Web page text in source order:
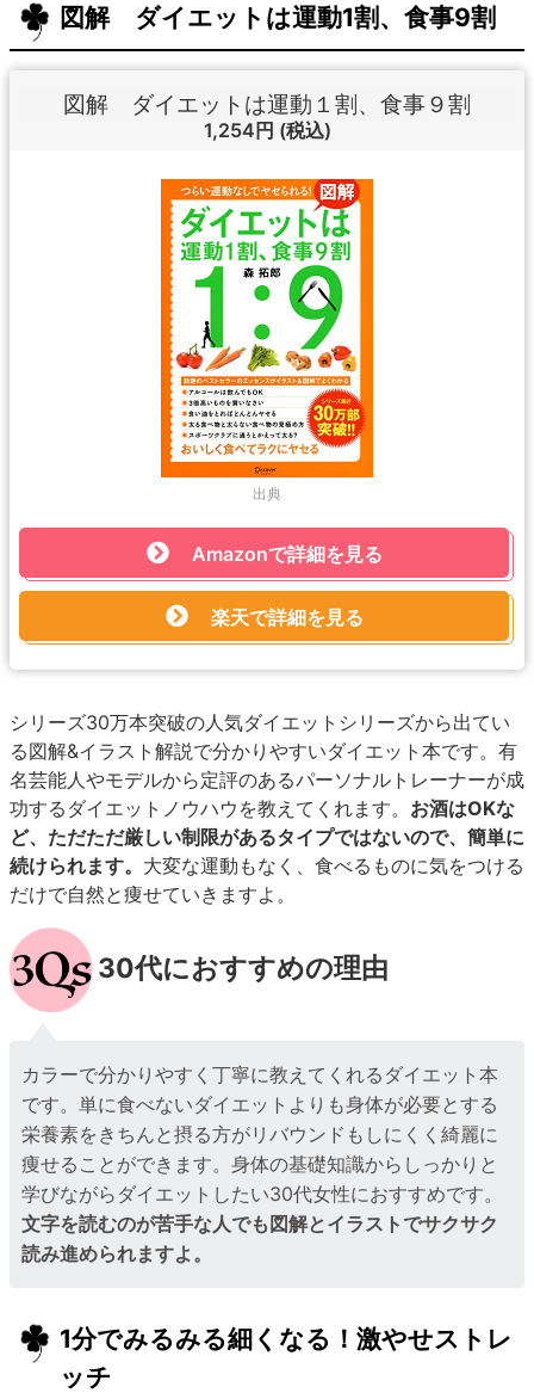
図解 ダイエットは運動1割、食事9割
図解 ダイエットは運動１割、食事９割
1,254円 (税込)
出典
Amazonで詳細を見る
楽天で詳細を見る
シリーズ30万本突破の人気ダイエットシリーズから出てい
る図解&イラスト解説で分かりやすいダイエット本です。有
名芸能人やモデルから定評のあるパーソナルトレーナーが成
功するダイエットノウハウを教えてくれます。 お酒はOKな
ど、ただただ厳しい制限があるタイプではないので、簡単に
続けられます。 大変な運動もなく、食べるものに気をつける
だけで自然と痩せていきますよ。
30代におすすめの理由
カラーで分かりやすく丁寧に教えてくれるダイエット本
です。単に食べないダイエットよりも身体が必要とする
栄養素をきちんと摂る方がリバウンドもしにくく綺麗に
痩せることができます。身体の基礎知識からしっかりと
学びながらダイエットしたい30代女性におすすめです。
文字を読むのが苦手な人でも図解とイラストでサクサク
読み進められますよ。
1分でみるみる細くなる！激やせストレ
ッチ